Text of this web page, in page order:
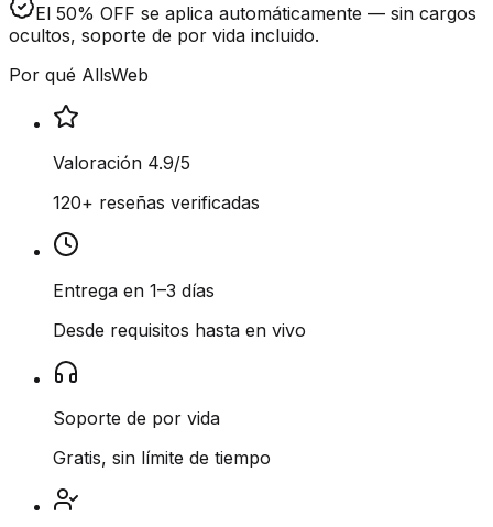
El 50% OFF se aplica automáticamente — sin cargos
ocultos, soporte de por vida incluido.
Por qué AllsWeb
Valoración 4.9/5
120+ reseñas verificadas
Entrega en 1–3 días
Desde requisitos hasta en vivo
Soporte de por vida
Gratis, sin límite de tiempo